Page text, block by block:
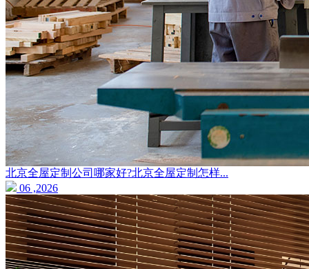
北京全屋定制公司哪家好?北京全屋定制怎样...
06 ,2026